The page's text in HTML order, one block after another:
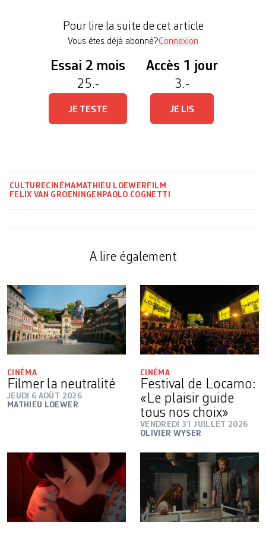
belges – alors […]
Pour lire la suite de cet article
Vous êtes déjà abonné?Connexion
Essai 2 mois
25.-
JE TESTE
Accès 1 jour
3.-
JE LIS
CULTURECINÉMA MATHIEU LOEWER FILM
FELIX VAN GROENINGEN PAOLO COGNETTI
A lire également
CINÉMA
Filmer la neutralité
JEUDI 6 AOÛT 2026
MATHIEU LOEWER
CINÉMA
Festival de Locarno:
«Le plaisir guide
tous nos choix»
VENDREDI 31 JUILLET 2026
OLIVIER WYSER